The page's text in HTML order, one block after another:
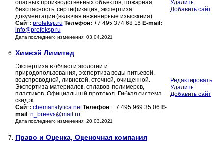
опасных производственных объектов, пожарная
безопасность, сертификация, экспертиза
документации (включая инженерные изыскания)
Сайт: profeksp.ru Телефон: +7 495 374 68 16 E-mail:
info@profeksp.ru
Дата последнего изменения: 03.04.2021
Удалить
Добавить сайт
6. Химвэй Лимитед
Экспертиза в области экологии и
природопользования, экспертиза воды питьевой,
водопроводной, ливневой, сточной, очищенной.
Экспертиза материалов, сплавов, полимеров,
пластиков. Официальный протокол. Гибкая система
скидок
Сайт: chemanalytica.net Телефон: +7 495 969 35 06 E-
mail: n_breeva@mail.ru
Дата последнего изменения: 20.03.2021
Редактировать
Удалить
Добавить сайт
7. Право и Оценка, Оценочная компания